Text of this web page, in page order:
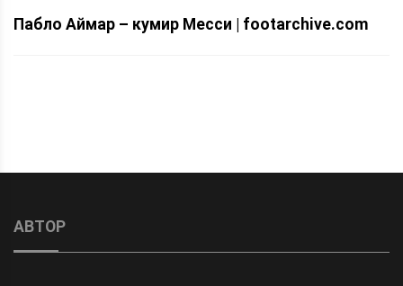
Пабло Аймар – кумир Месси | footarchive.com
АВТОР